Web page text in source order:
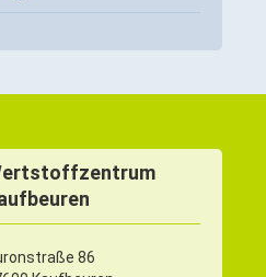
86